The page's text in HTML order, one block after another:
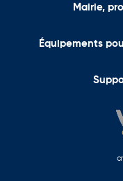
Mairie,
Équipements